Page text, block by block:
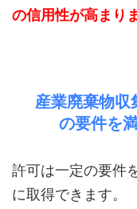
の信用性が高まり
産業廃棄物収
の要件を
許可は一定の要件
に取得できます。